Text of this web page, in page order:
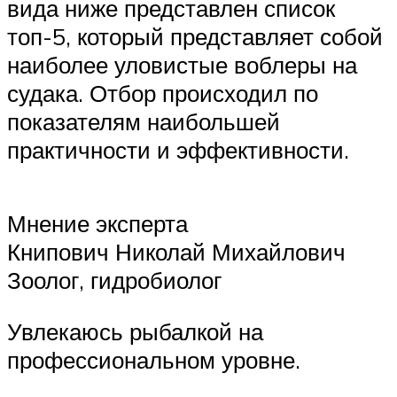
вида ниже представлен список
топ-5, который представляет собой
наиболее уловистые воблеры на
судака. Отбор происходил по
показателям наибольшей
практичности и эффективности.
Мнение эксперта
Книпович Николай Михайлович
Зоолог, гидробиолог
Увлекаюсь рыбалкой на
профессиональном уровне.